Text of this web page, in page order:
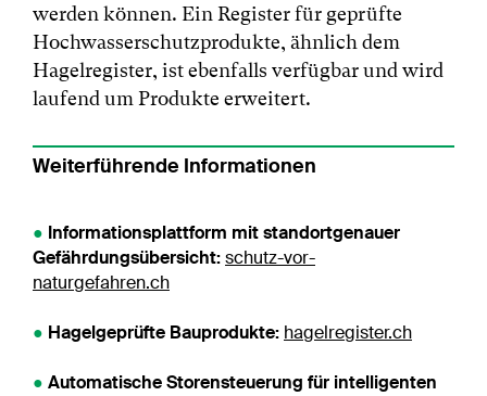
werden können. Ein Register für geprüfte
Hochwasserschutzprodukte, ähnlich dem
Hagelregister, ist ebenfalls verfügbar und wird
laufend um Produkte erweitert.
Weiterführende Informationen
● Informationsplattform mit standortgenauer
Gefährdungsübersicht:schutz-vor-
naturgefahren.ch
● Hagelgeprüfte Bauprodukte: hagelregister.ch
● Automatische Storensteuerung für intelligenten